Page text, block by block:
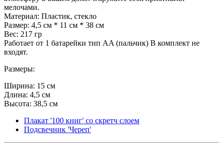
мелочами.
Материал: Пластик, стекло
Размер: 4,5 см * 11 см * 38 см
Вес: 217 гр
Работает от 1 батарейки тип AA (пальчик) В комплект не
входят.
Размеры:
Ширина: 15 см
Длина: 4,5 см
Высота: 38,5 см
Плакат '100 книг' со скретч слоем
Подсвечник 'Череп'